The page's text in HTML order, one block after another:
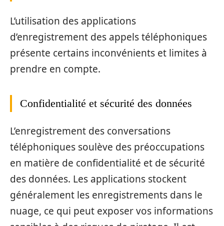
L’utilisation des applications
d’enregistrement des appels téléphoniques
présente certains inconvénients et limites à
prendre en compte.
Confidentialité et sécurité des données
L’enregistrement des conversations
téléphoniques soulève des préoccupations
en matière de confidentialité et de sécurité
des données. Les applications stockent
généralement les enregistrements dans le
nuage, ce qui peut exposer vos informations